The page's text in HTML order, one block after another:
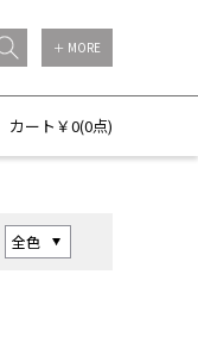
＋ MORE
カート￥0(0点)